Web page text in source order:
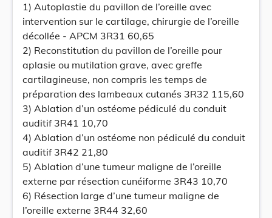
1) Autoplastie du pavillon de l’oreille avec
intervention sur le cartilage, chirurgie de l’oreille
décollée - APCM 3R31 60,65
2) Reconstitution du pavillon de l’oreille pour
aplasie ou mutilation grave, avec greffe
cartilagineuse, non compris les temps de
préparation des lambeaux cutanés 3R32 115,60
3) Ablation d’un ostéome pédiculé du conduit
auditif 3R41 10,70
4) Ablation d’un ostéome non pédiculé du conduit
auditif 3R42 21,80
5) Ablation d’une tumeur maligne de l’oreille
externe par résection cunéiforme 3R43 10,70
6) Résection large d’une tumeur maligne de
l’oreille externe 3R44 32,60